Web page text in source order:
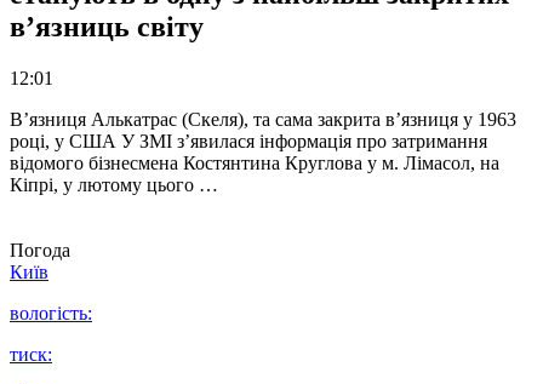
в’язниць світу
12:01
В’язниця Алькатрас (Скеля), та сама закрита в’язниця у 1963
році, у США У ЗМІ з’явилася інформація про затримання
відомого бізнесмена Костянтина Круглова у м. Лімасол, на
Кіпрі, у лютому цього …
Погода
Київ
вологість:
тиск: